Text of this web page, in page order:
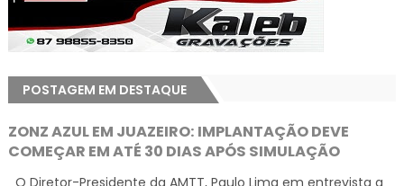
POSTAGEM EM DESTAQUE
ZONZ AZUL EM JUAZEIRO: IMPLANTAÇÃO DEVE
COMEÇAR EM ATÉ 30 DIAS APÓS SIMULAÇÃO